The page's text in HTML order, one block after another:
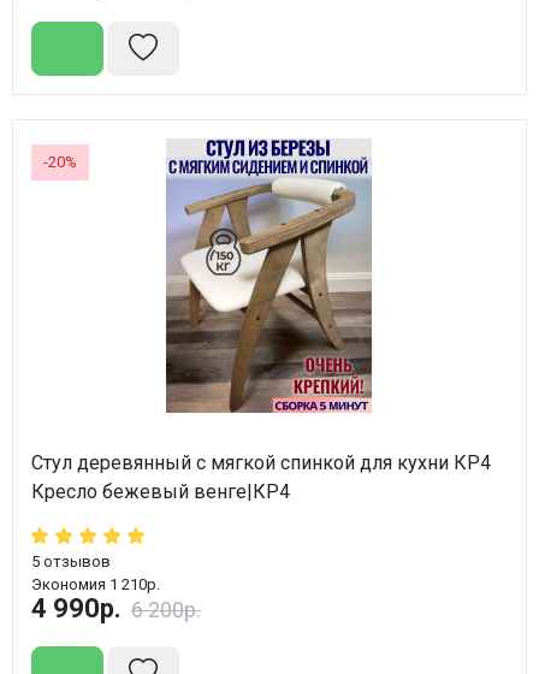
-20%
Стул деревянный с мягкой спинкой для кухни КР4
Кресло бежевый венге|КР4
5 отзывов
Экономия 1 210р.
4 990р. 6 200р.